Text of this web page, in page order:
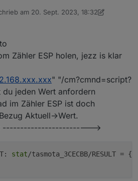
es eine Variable Bezug Aktuell
am 20. Sept. 2023, 18:32
editiert von Ralla66
Zähler ESP holen, jezz is klar
" "/cm?cmnd=script?
du jeden Wert anfordern
im Zähler ESP ist doch
Aktuell->Wert.
------------------------->
stat/tasmota_3CECBB/RESULT = {